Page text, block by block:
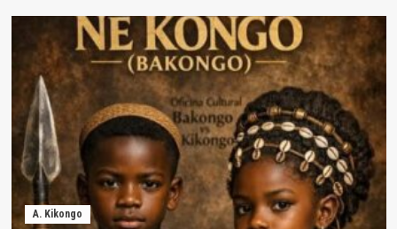
A. Kikongo